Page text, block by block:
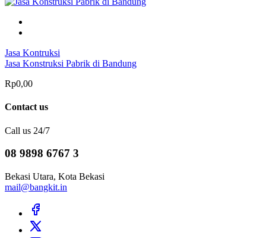
Jasa Kontruksi
Jasa Konstruksi Pabrik di Bandung
Rp0,00
Contact us
Call us 24/7
08 9898 6767 3
Bekasi Utara, Kota Bekasi
mail@bangkit.in